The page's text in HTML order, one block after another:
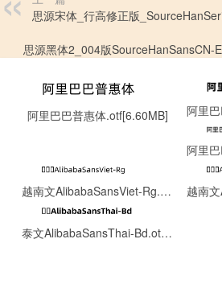
思源宋体_行高修正版
思源黑体2_004版SourceHanSansCN-
阿里巴巴普惠体.otf[6.60MB]
越南文AlibabaSansViet-Rg.otf[0.13MB]
泰文AlibabaSansThai-Bd.otf[0.15MB]